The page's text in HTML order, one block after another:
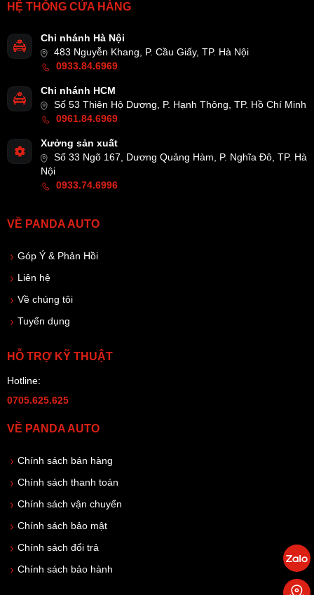
HỆ THỐNG CỬA HÀNG
Chi nhánh Hà Nội
483 Nguyễn Khang, P. Cầu Giấy, TP. Hà Nội
0933.84.6969
Chi nhánh HCM
Số 53 Thiên Hộ Dương, P. Hạnh Thông, TP. Hồ Chí Minh
0961.84.6969
Xưởng sản xuất
Số 33 Ngõ 167, Dương Quảng Hàm, P. Nghĩa Đô, TP. Hà
Nội
0933.74.6996
VỀ PANDA AUTO
Góp Ý & Phản Hồi
Liên hệ
Về chúng tôi
Tuyển dụng
HỖ TRỢ KỸ THUẬT
Hotline:
0705.625.625
VỀ PANDA AUTO
Chính sách bán hàng
Chính sách thanh toán
Chính sách vận chuyển
Chính sách bảo mật
Chính sách đổi trả
Chính sách bảo hành